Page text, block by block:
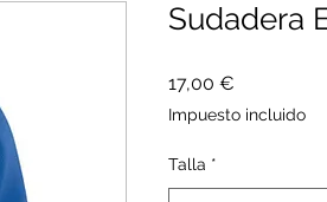
Sudadera
17,00 €
Impuesto incluido
Talla *